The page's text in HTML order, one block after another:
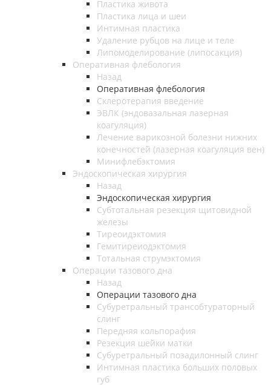
Пластика живота
Пластика лица и шеи
Интимная пластика
Удаление рубцов на лице и теле
Липомоделирование (липосакция)
Оперативная флебология
Назад
Оперативная флебология
Склеротерапия введение
ЭВЛК (эндовазальная лазерная
коагуляция)
Лечение варикозной болезни нижних
конечностей (лазерная коагуляция вен)
Минифлебэктомия
Эндоскопическая хирургия
Назад
Эндоскопическая хирургия
Субтотальная резекция щитовидной
железы
Тиреоидэктомия
Гемитиреиодэктомия
Тотальная струмэктомия
Операции тазового дна
Назад
Операции тазового дна
Субуретральный трансобтураторный
слинг
Передняя кольпорафия
Резекция шейки матки
Субуретральный позадилонный слинг
Интимная пластика больших половых
губ